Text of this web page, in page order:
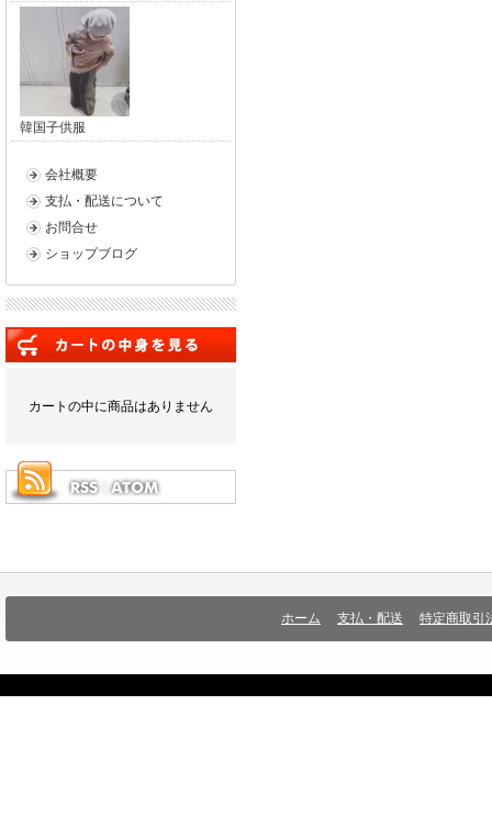
韓国子供服
会社概要
支払・配送について
お問合せ
ショップブログ
カートの中に商品はありません
ホーム 支払・配送 特定商取引